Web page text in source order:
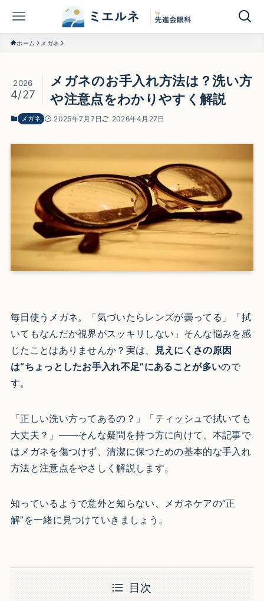
ホーム メガネ
メガネのお手入れ方法は？洗い方
や注意点をわかりやすく解説
2026
4/27
メガネ 2025年7月7日 2026年4月27日
毎日使うメガネ。「気づいたらレンズが曇ってる」「拭
いてもなんだか視界がスッキリしない」そんな悩みを感
じたことはありませんか？実は、
見えにくさの原因
は“ちょっとしたお手入れ不足”にあることが多いので
す。
「正しい洗い方ってあるの？」「ティッシュで拭いても
大丈夫？」——そんな疑問を持つ方に向けて、本記事で
はメガネを傷つけず、清潔に保つための基本的な手入れ
方法と注意点をやさしく解説します。
知っているようで意外と知らない、メガネケアの“正
解”を一緒に見つけていきましょう。
目次